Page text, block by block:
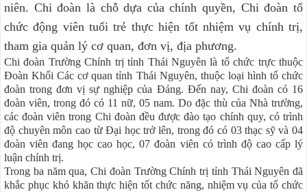
niên. Chi đoàn là chỗ dựa của chính quyền, Chi đoàn tổ
chức động viên tuổi trẻ thực hiện tốt nhiệm vụ chính trị,
tham gia quản lý cơ quan, đơn vị, địa phương.
Chi đoàn Trường Chính trị tỉnh Thái Nguyên là tổ chức trực thuộc
Đoàn Khối Các cơ quan tỉnh Thái Nguyên, thuộc loại hình tổ chức
đoàn trong đơn vị sự nghiệp của Đảng. Đến nay, Chi đoàn có 16
đoàn viên, trong đó có 11 nữ, 05 nam. Do đặc thù của Nhà trường,
các đoàn viên trong Chi đoàn đều được đào tạo chính quy, có trình
độ chuyên môn cao từ Đại học trở lên, trong đó có 03 thạc sỹ và 04
đoàn viên đang học cao học, 07 đoàn viên có trình độ cao cấp lý
luận chính trị.
Trong ba năm qua, Chi đoàn Trường Chính trị tỉnh Thái Nguyên đã
khắc phục khó khăn thực hiện tốt chức năng, nhiệm vụ của tổ chức